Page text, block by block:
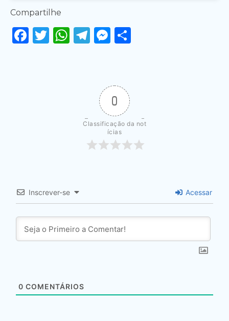
Compartilhe
Facebook
Twitter
WhatsApp
Telegram
Messenger
0
Classificação da not
ícias
Inscrever-se Acessar
0 COMENTÁRIOS